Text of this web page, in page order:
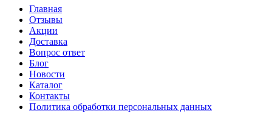
Главная
Отзывы
Акции
Доставка
Вопрос ответ
Блог
Новости
Каталог
Контакты
Политика обработки персональных данных